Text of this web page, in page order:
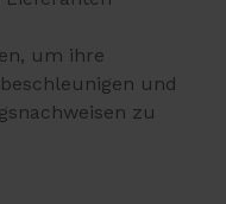
um ihre
und
zu